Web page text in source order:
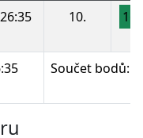
10. 160
Součet bodů: